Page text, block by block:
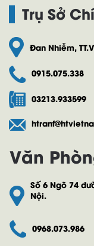
Trụ Sở
Đan Nhiễm,
0915.075.338
03213.933599
Văn
Số 6 Ngõ 74
Nội.
0968.073.986